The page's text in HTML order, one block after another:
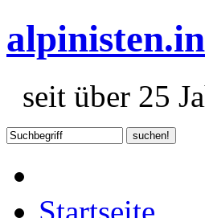
seit über 25
Startseite